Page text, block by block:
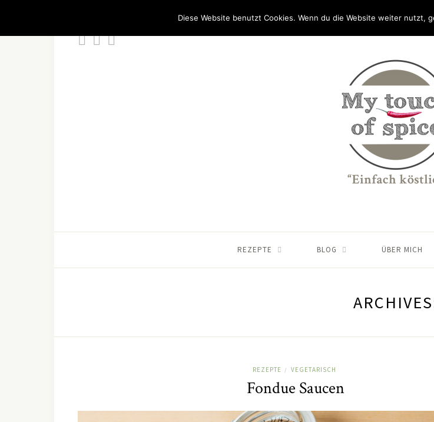
REZEPTE BLOG ÜBER MICH
REZEPTE / VEGETARISCH
Fondue Saucen
Diese Website benutzt Cookies. Wenn du die Website weiter nutzt,